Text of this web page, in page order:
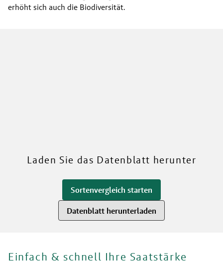
erhöht sich auch die Biodiversität.
Mehr über unsere Sorten
Laden Sie das Datenblatt herunter
Sortenvergleich starten
Datenblatt herunterladen
Einfach & schnell Ihre Saatstärke